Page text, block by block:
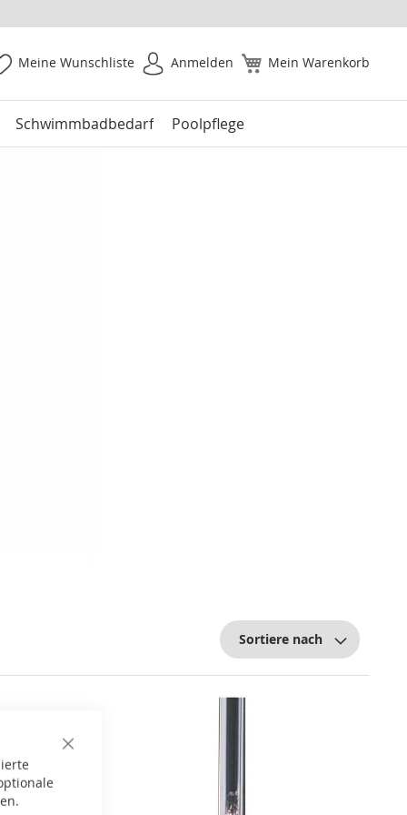
Close
Mein Warenkorb
Meine Wunschliste Anmelden
Schwimmbadbedarf Poolpflege
Sortiere nach